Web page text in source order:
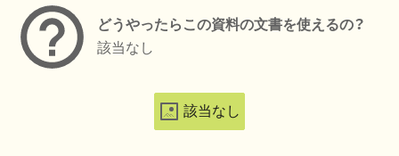
どうやったらこの資料の文書を使えるの？
該当なし
該当なし